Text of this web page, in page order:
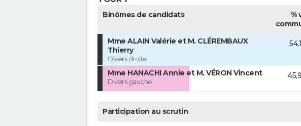
Binômes de candidats
%
Mme ALAIN Valérie et M. CLÉREMBAUX
Thierry
Divers droite
Mme HANACHI Annie et M. VÉRON Vincent
Divers gauche
Participation au scrutin